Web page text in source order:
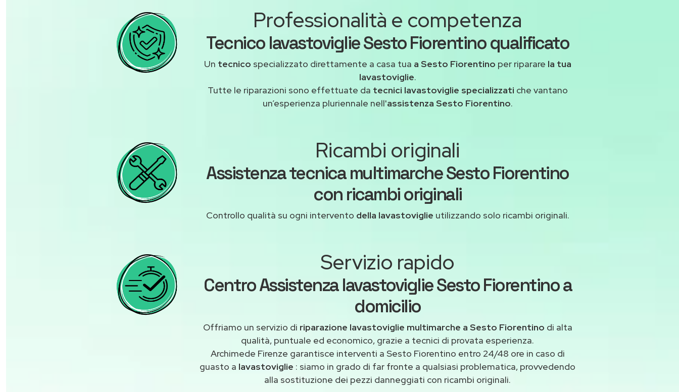
Professionalità e competenza
Tecnico lavastoviglie Sesto Fiorentino qualificato
Un tecnico specializzato direttamente a casa tua a Sesto Fiorentino per riparare la tua
lavastoviglie.
Tutte le riparazioni sono effettuate da tecnici lavastoviglie specializzati che vantano
un’esperienza pluriennale nell'assistenza Sesto Fiorentino.
Ricambi originali
Assistenza tecnica multimarche Sesto Fiorentino
con ricambi originali
Controllo qualità su ogni intervento della lavastoviglie utilizzando solo ricambi originali.
Servizio rapido
Centro Assistenza lavastoviglie Sesto Fiorentino a
domicilio
Offriamo un servizio di riparazione lavastoviglie multimarche a Sesto Fiorentino di alta
qualità, puntuale ed economico, grazie a tecnici di provata esperienza.
Archimede Firenze garantisce interventi a Sesto Fiorentino entro 24/48 ore in caso di
guasto a lavastoviglie : siamo in grado di far fronte a qualsiasi problematica, provvedendo
alla sostituzione dei pezzi danneggiati con ricambi originali.